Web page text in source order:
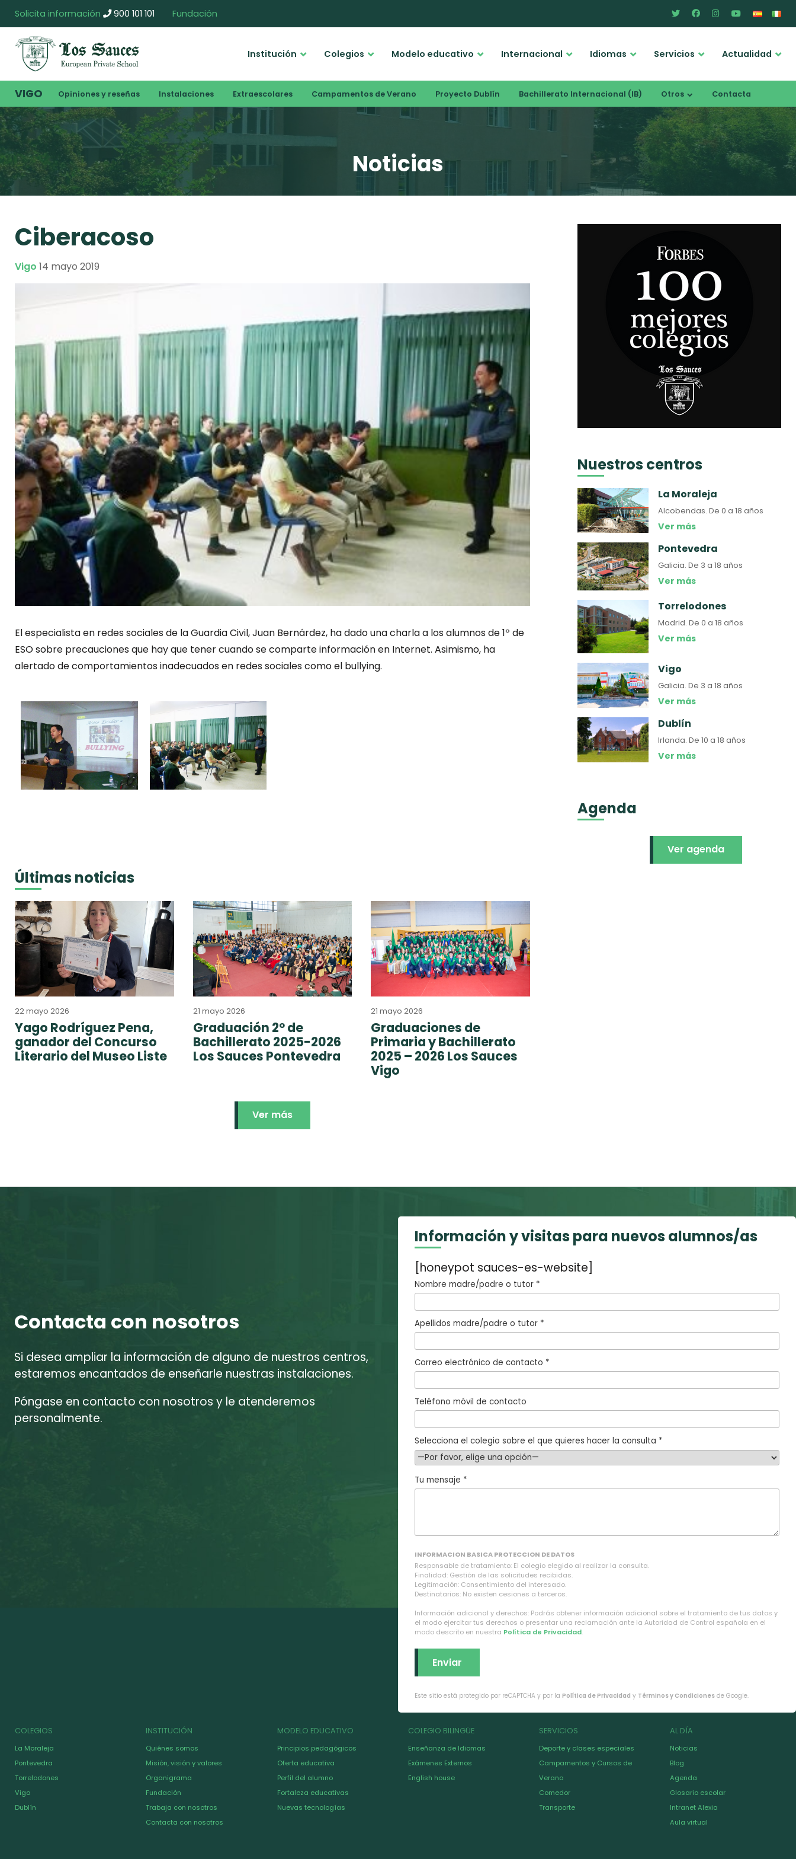
Solicita información 900 101 101 Fundación
Institución Colegios Modelo educativo Internacional Idiomas Servicios Actualidad
VIGO Opiniones y reseñas Instalaciones Extraescolares Campamentos de Verano Proyecto Dublín Bachillerato Internacional (IB) Otros Contacta
Noticias
Ciberacoso
Vigo 14 mayo 2019
El especialista en redes sociales de la Guardia Civil, Juan Bernárdez, ha dado una charla a los alumnos de 1º de
ESO sobre precauciones que hay que tener cuando se comparte información en Internet. Asimismo, ha
alertado de comportamientos inadecuados en redes sociales como el bullying.
Últimas noticias
22 mayo 2026
Yago Rodríguez Pena,
ganador del Concurso
Literario del Museo Liste
21 mayo 2026
Graduación 2º de
Bachillerato 2025-2026
Los Sauces Pontevedra
21 mayo 2026
Graduaciones de
Primaria y Bachillerato
2025 – 2026 Los Sauces
Vigo
Ver más
Nuestros centros
La Moraleja
Alcobendas.De 0 a 18 años
Ver más
Pontevedra
Galicia.De 3 a 18 años
Ver más
Torrelodones
Madrid.De 0 a 18 años
Ver más
Vigo
Galicia.De 3 a 18 años
Ver más
Dublín
Irlanda.De 10 a 18 años
Ver más
Agenda
Ver agenda
Contacta con nosotros
Si desea ampliar la información de alguno de nuestros centros,
estaremos encantados de enseñarle nuestras instalaciones.
Póngase en contacto con nosotros y le atenderemos
personalmente.
Información y visitas para nuevos alumnos/as
[honeypot sauces-es-website]
Nombre madre/padre o tutor *
Apellidos madre/padre o tutor *
Correo electrónico de contacto *
Teléfono móvil de contacto
Selecciona el colegio sobre el que quieres hacer la consulta *
Tu mensaje *
INFORMACION BASICA PROTECCION DE DATOS
Responsable de tratamiento: El colegio elegido al realizar la consulta.
Finalidad: Gestión de las solicitudes recibidas.
Legitimación: Consentimiento del interesado.
Destinatarios: No existen cesiones a terceros.
Información adicional y derechos: Podrás obtener información adicional sobre el tratamiento de tus datos y
el modo ejercitar tus derechos o presentar una reclamación ante la Autoridad de Control española en el
modo descrito en nuestra Política de Privacidad.
Este sitio está protegido por reCAPTCHA y por la Política de Privacidad y Términos y Condiciones de Google.
COLEGIOS
La Moraleja
Pontevedra
Torrelodones
Vigo
Dublín
INSTITUCIÓN
Quiénes somos
Misión, visión y valores
Organigrama
Fundación
Trabaja con nosotros
Contacta con nosotros
MODELO EDUCATIVO
Principios pedagógicos
Oferta educativa
Perfil del alumno
Fortaleza educativas
Nuevas tecnologías
COLEGIO BILINGÜE
Enseñanza de Idiomas
Exámenes Externos
English house
SERVICIOS
Deporte y clases especiales
Campamentos y Cursos de
Verano
Comedor
Transporte
AL DÍA
Noticias
Blog
Agenda
Glosario escolar
Intranet Alexia
Aula virtual